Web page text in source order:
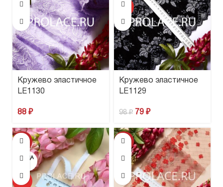
Кружево эластичное
LE1130
88 ₽
ХИТ
Кружево эластичное
LE1129
98₽ 79 ₽
ПРОДА